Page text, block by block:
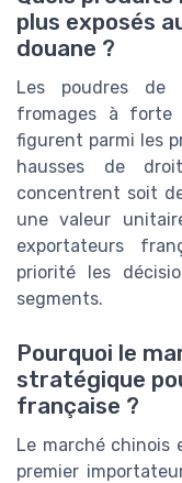
plus exposés
douane ?
Les poudres de
fromages à forte
figurent parmi les
hausses de
concentrent soit
une valeur
exportateurs
priorité les
segments.
Pourquoi le
stratégique
française ?
Le marché chinois
premier